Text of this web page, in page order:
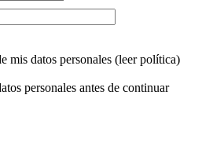
mis datos personales (leer política)
personales antes de continuar